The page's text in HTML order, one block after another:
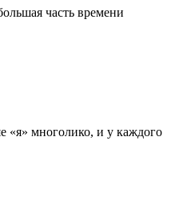
часть времени
«я» многолико, и у каждого